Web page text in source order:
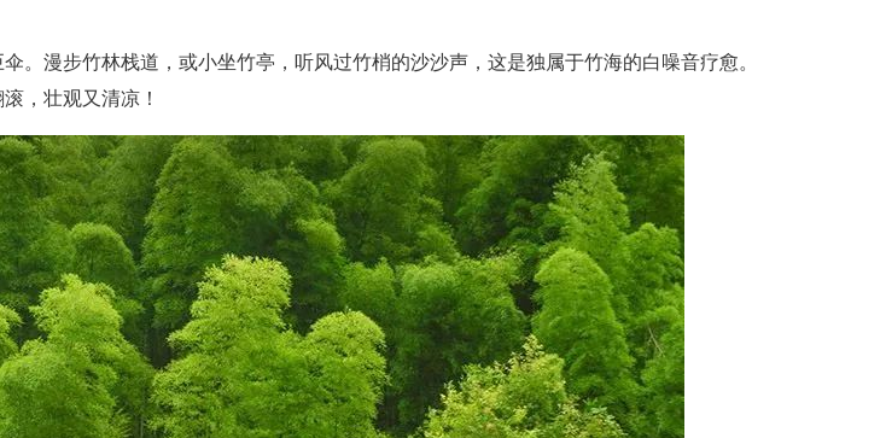
漫步竹林栈道，或小坐竹亭，听风过竹梢的沙沙声，这是独属于竹海的白噪音疗愈。
，壮观又清凉！